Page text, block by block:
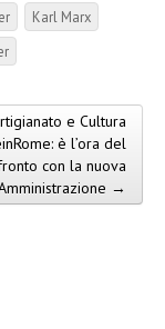
Karl Marx
e Cultura
è l’ora del
con la nuova
→